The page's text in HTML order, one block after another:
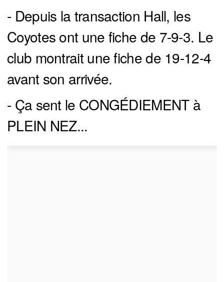
- Depuis la transaction Hall, les
Coyotes ont une fiche de 7-9-3. Le
club montrait une fiche de 19-12-4
avant son arrivée.
- Ça sent le CONGÉDIEMENT à
PLEIN NEZ...